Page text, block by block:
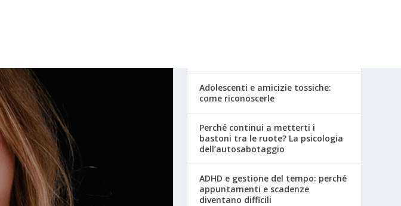
Adolescenti e amicizie tossiche:
come riconoscerle
Perché continui a metterti i
bastoni tra le ruote? La psicologia
dell’autosabotaggio
ADHD e gestione del tempo: perché
appuntamenti e scadenze
diventano difficili